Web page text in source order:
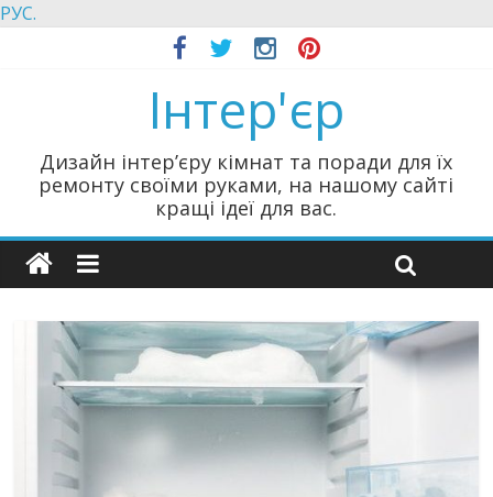
РУС.
Інтер'єр
Дизайн інтер’єру кімнат та поради для їх
ремонту своїми руками, на нашому сайті
кращі ідеї для вас.